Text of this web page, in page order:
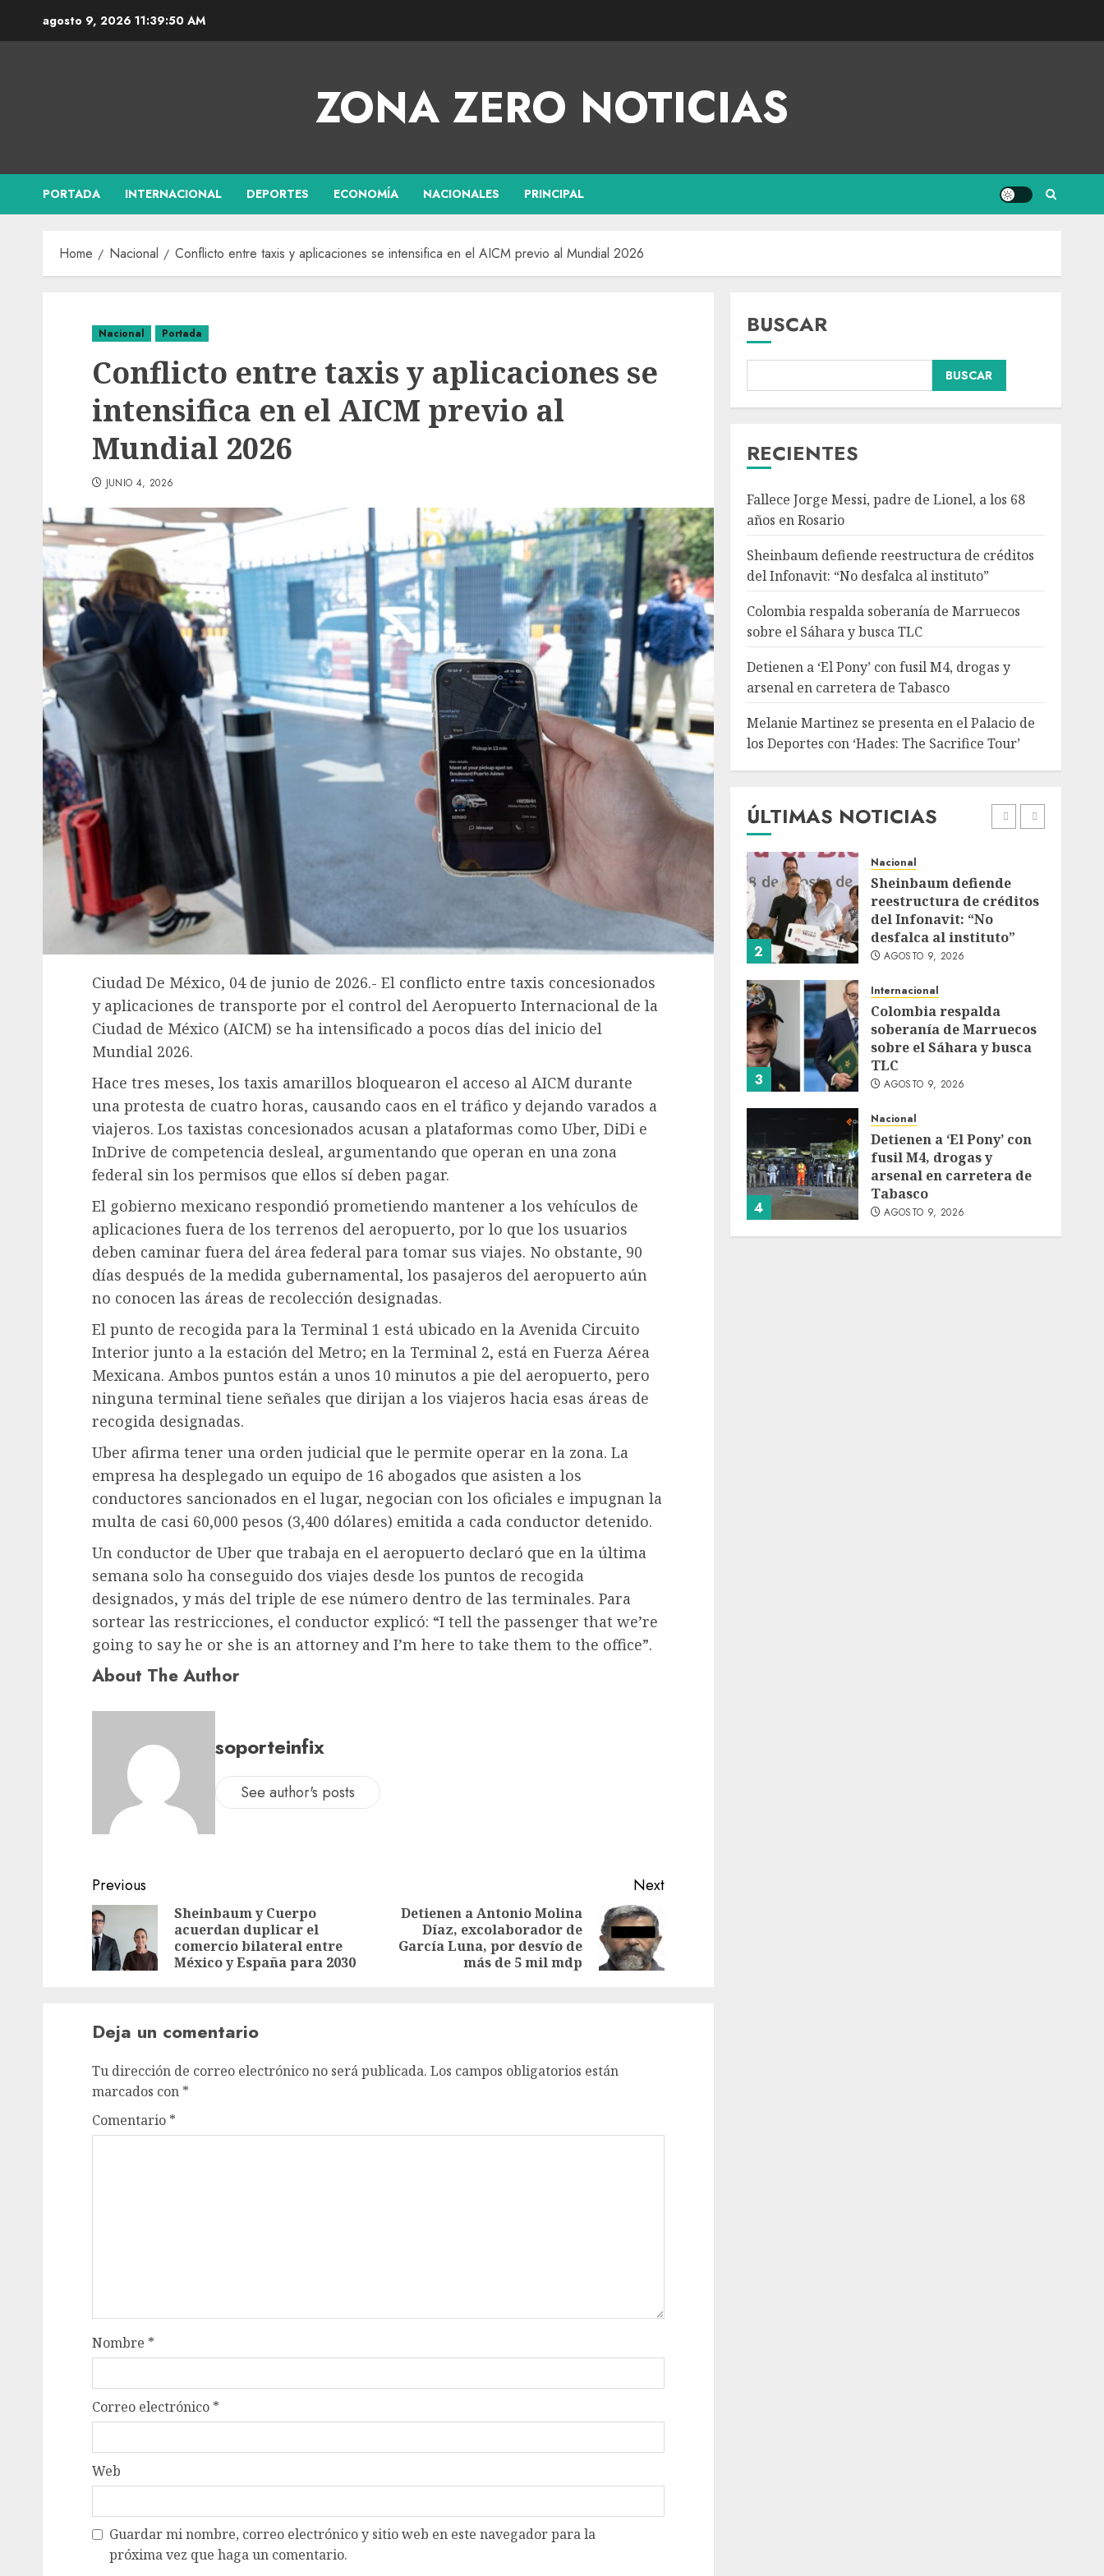
agosto 9, 2026 11:39:51 AM
ZONA ZERO NOTICIAS
PORTADA INTERNACIONAL DEPORTES ECONOMÍA NACIONALES PRINCIPAL
Home Nacional Conflicto entre taxis y aplicaciones se intensifica en el AICM previo al Mundial 2026
Nacional Portada
Conflicto entre taxis y aplicaciones se
intensifica en el AICM previo al
Mundial 2026
JUNIO 4, 2026
Ciudad De México, 04 de junio de 2026.- El conflicto entre taxis concesionados
y aplicaciones de transporte por el control del Aeropuerto Internacional de la
Ciudad de México (AICM) se ha intensificado a pocos días del inicio del
Mundial 2026.
Hace tres meses, los taxis amarillos bloquearon el acceso al AICM durante
una protesta de cuatro horas, causando caos en el tráfico y dejando varados a
viajeros. Los taxistas concesionados acusan a plataformas como Uber, DiDi e
InDrive de competencia desleal, argumentando que operan en una zona
federal sin los permisos que ellos sí deben pagar.
El gobierno mexicano respondió prometiendo mantener a los vehículos de
aplicaciones fuera de los terrenos del aeropuerto, por lo que los usuarios
deben caminar fuera del área federal para tomar sus viajes. No obstante, 90
días después de la medida gubernamental, los pasajeros del aeropuerto aún
no conocen las áreas de recolección designadas.
El punto de recogida para la Terminal 1 está ubicado en la Avenida Circuito
Interior junto a la estación del Metro; en la Terminal 2, está en Fuerza Aérea
Mexicana. Ambos puntos están a unos 10 minutos a pie del aeropuerto, pero
ninguna terminal tiene señales que dirijan a los viajeros hacia esas áreas de
recogida designadas.
Uber afirma tener una orden judicial que le permite operar en la zona. La
empresa ha desplegado un equipo de 16 abogados que asisten a los
conductores sancionados en el lugar, negocian con los oficiales e impugnan la
multa de casi 60,000 pesos (3,400 dólares) emitida a cada conductor detenido.
Un conductor de Uber que trabaja en el aeropuerto declaró que en la última
semana solo ha conseguido dos viajes desde los puntos de recogida
designados, y más del triple de ese número dentro de las terminales. Para
sortear las restricciones, el conductor explicó: “I tell the passenger that we’re
going to say he or she is an attorney and I’m here to take them to the office”.
About The Author
soporteinfix
See author's posts
Previous
Sheinbaum y Cuerpo
acuerdan duplicar el
comercio bilateral entre
México y España para 2030
Next
Detienen a Antonio Molina
Díaz, excolaborador de
García Luna, por desvío de
más de 5 mil mdp
Deja un comentario
Tu dirección de correo electrónico no será publicada. Los campos obligatorios están
marcados con *
Comentario *
Nombre *
Correo electrónico *
Web
Guardar mi nombre, correo electrónico y sitio web en este navegador para la
próxima vez que haga un comentario.
BUSCAR
BUSCAR
RECIENTES
Fallece Jorge Messi, padre de Lionel, a los 68
años en Rosario
Sheinbaum defiende reestructura de créditos
del Infonavit: “No desfalca al instituto”
Colombia respalda soberanía de Marruecos
sobre el Sáhara y busca TLC
Detienen a ‘El Pony’ con fusil M4, drogas y
arsenal en carretera de Tabasco
Melanie Martinez se presenta en el Palacio de
los Deportes con ‘Hades: The Sacrifice Tour’
ÚLTIMAS NOTICIAS
Colombia respalda
soberanía de Marruecos
sobre el Sáhara y busca
4
Detienen a ‘El Pony’ con
arsenal en carretera de
Tabasco
AGOSTO 9, 2026
5
Melanie Martinez se
presenta en el Palacio de
los Deportes con ‘Hades:
The Sacrifice Tour’
AGOSTO 9, 2026
1
Deportes Internacional Portada
AGOSTO 9, 2026
2
Nacional
Sheinbaum defiende
reestructura de créditos
del Infonavit: “No
desfalca al instituto”
AGOSTO 9, 2026
3
Internacional
Colombia respalda
soberanía de Marruecos
sobre el Sáhara y busca
TLC
AGOSTO 9, 2026
4
Nacional
Detienen a ‘El Pony’ con
fusil M4, drogas y
arsenal en carretera de
Tabasco
AGOSTO 9, 2026